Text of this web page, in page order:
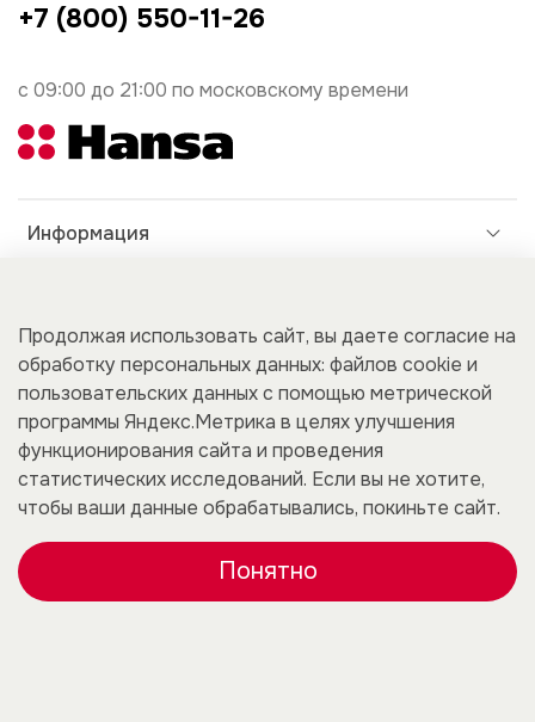
Информация
Дополнительно
Покупателям
Для бизнеса
с 09:00 до 21:00 по московскому времени
+7 (800) 550-11-26
Продолжая использовать сайт, вы даете согласие на
обработку персональных данных: файлов cookie и
пользовательских данных с помощью метрической
программы Яндекс.Метрика в целях улучшения
функционирования сайта и проведения
статистических исследований. Если вы не хотите,
чтобы ваши данные обрабатывались, покиньте сайт.
Понятно